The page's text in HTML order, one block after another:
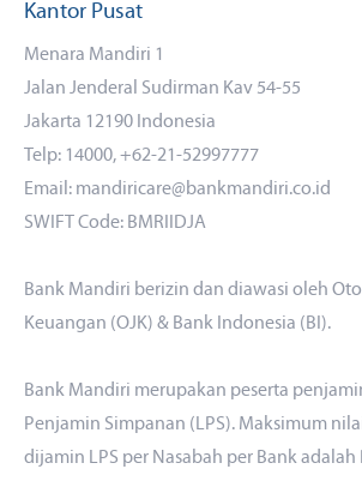
Kantor Pusat
Menara Mandiri 1
Jalan Jenderal Sudirman Kav 54-55
Jakarta 12190 Indonesia
Telp: 14000, +62-21-52997777
Email: mandiricare@bankmandiri.co.id
SWIFT Code: BMRIIDJA
Bank Mandiri berizin dan diawasi oleh
Keuangan (OJK) & Bank Indonesia (BI).
Bank Mandiri merupakan peserta
Penjamin Simpanan (LPS). Maksimum
dijamin LPS per Nasabah per Bank adalah